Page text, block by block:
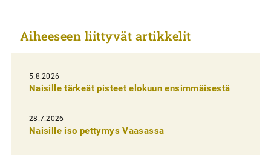
k
e
l
i
e
n
Aiheeseen liittyvät artikkelit
5.8.2026
Naisille tärkeät pisteet elokuun ensimmäisestä
28.7.2026
Naisille iso pettymys Vaasassa